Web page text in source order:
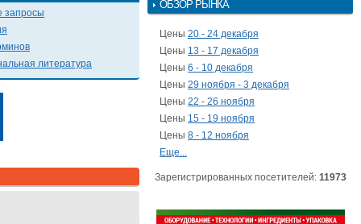
запросы
литература
ОБЗОР РЫНКА
Цены 20 - 24 декабря
Цены 13 - 17 декабря
Цены 6 - 10 декабря
Цены 29 ноября - 3 декабря
Цены 22 - 26 ноября
Цены 15 - 19 ноября
Цены 8 - 12 ноября
Еще...
Зарегистрированных посетителей: 11973